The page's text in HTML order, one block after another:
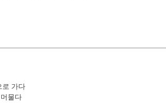
로 가다
물다